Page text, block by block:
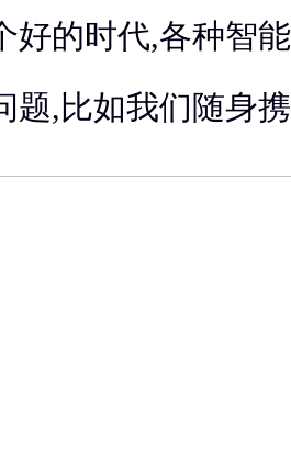
好的时代,各种智
题,比如我们随身